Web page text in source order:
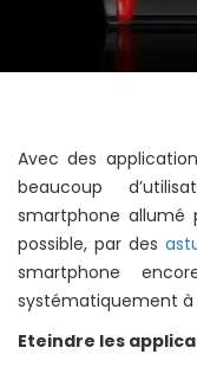
Avec des
beaucoup
smartphone allumé
possible, par des
smartphone
systématiquement
Eteindre les